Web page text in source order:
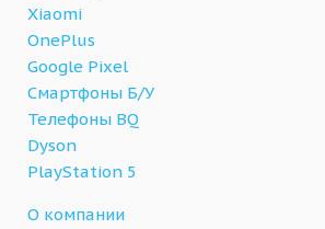
Xiaomi
OnePlus
Google Pixel
Смартфоны Б/У
Телефоны BQ
Dyson
PlayStation 5
О компании